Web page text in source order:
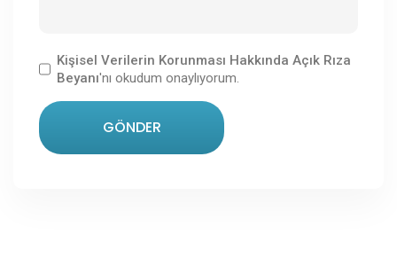
Kişisel Verilerin Korunması Hakkında Açık Rıza
Beyanı'nı okudum onaylıyorum.
GÖNDER